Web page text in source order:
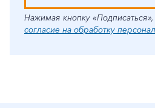
Нажимая кнопку
согласие на обработку